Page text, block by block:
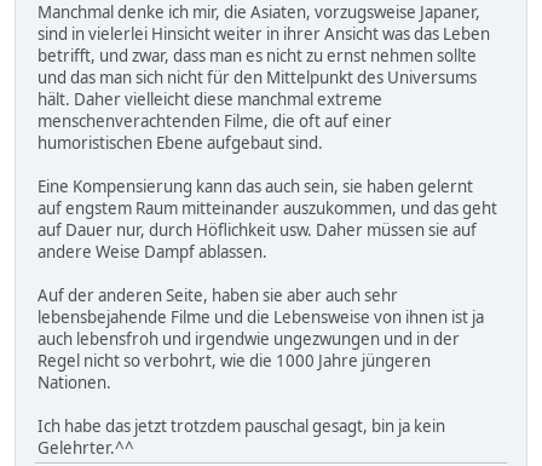
Manchmal denke ich mir, die Asiaten, vorzugsweise Japaner,
sind in vielerlei Hinsicht weiter in ihrer Ansicht was das Leben
betrifft, und zwar, dass man es nicht zu ernst nehmen sollte
und das man sich nicht für den Mittelpunkt des Universums
hält. Daher vielleicht diese manchmal extreme
menschenverachtenden Filme, die oft auf einer
humoristischen Ebene aufgebaut sind.
Eine Kompensierung kann das auch sein, sie haben gelernt
auf engstem Raum mitteinander auszukommen, und das geht
auf Dauer nur, durch Höflichkeit usw. Daher müssen sie auf
andere Weise Dampf ablassen.
Auf der anderen Seite, haben sie aber auch sehr
lebensbejahende Filme und die Lebensweise von ihnen ist ja
auch lebensfroh und irgendwie ungezwungen und in der
Regel nicht so verbohrt, wie die 1000 Jahre jüngeren
Nationen.
Ich habe das jetzt trotzdem pauschal gesagt, bin ja kein
Gelehrter.^^